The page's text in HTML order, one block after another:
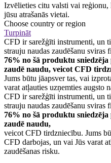
Izvēlieties citu valsti vai reģionu,
jūsu atrašanās vietai.
Choose country or region
Turpināt
CFD ir sarežģīti instrumenti, un
strauju naudas zaudēšanu sviras
76% no šā produktu
zaudē naudu, veicot CFD
Jums būtu jāapsver tas, vai
varat atļauties uzņemties augsto
CFD ir sarežģīti instrumenti, un
strauju naudas zaudēšanu sviras
76% no šā produktu
zaudē naudu,
veicot CFD tirdzniecību. Jums
CFD darbojas, un vai Jūs varat
zaudēšanas risku.